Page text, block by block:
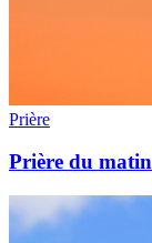
Prière
Prière du matin